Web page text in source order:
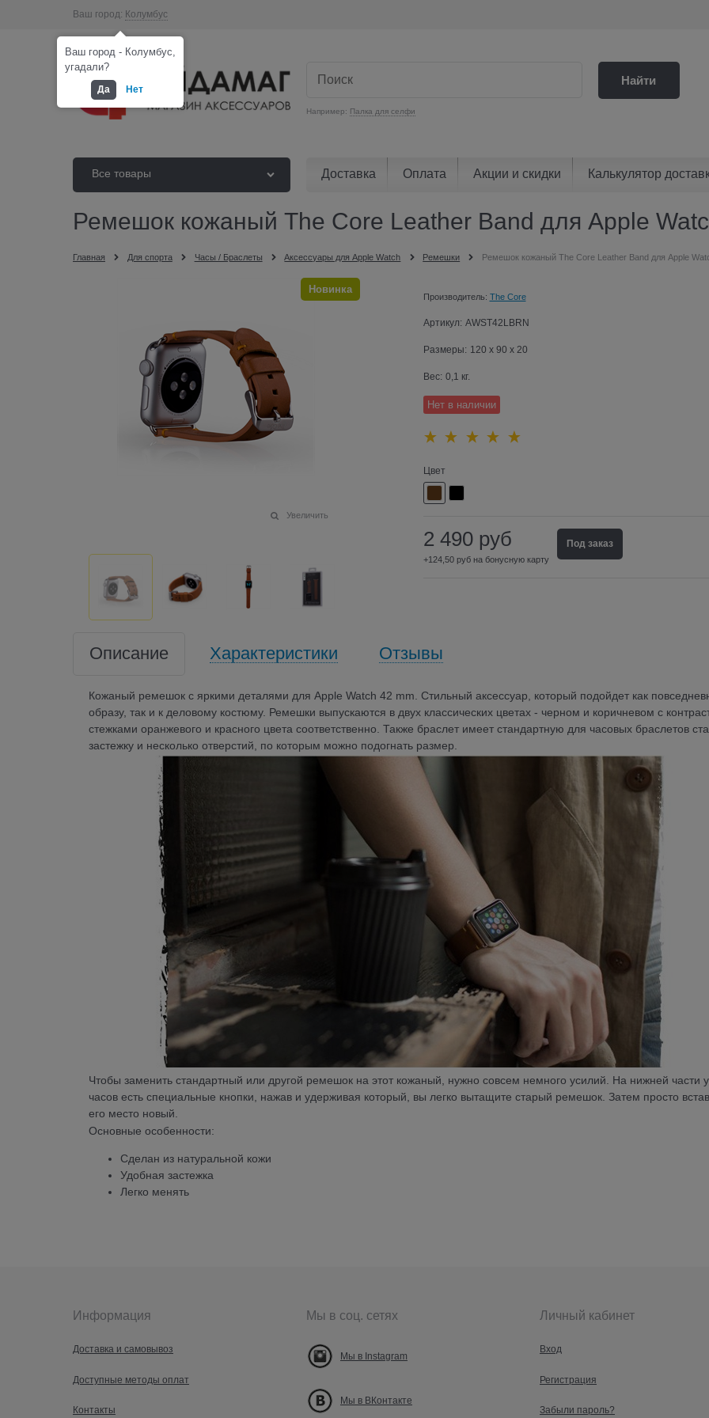
Ваш город: Колумбус
Например: Палка для селфи
Найти
Все товары Доставка Оплата Акции и скидки Калькулятор
Ремешок кожаный The Core Leather Band для Apple
Главная Для спорта Часы / Браслеты Аксессуары для Apple Watch Ремешки Ремешок кожаный The Core Leather Band для Apple
Новинка
Увеличить
Производитель: The Core
Артикул: AWST42LBRN
Размеры: 120 x 90 x 20
Вес: 0,1 кг.
Нет в наличии
Цвет
2 490 руб
+124,50 руб на бонусную карту
Под заказ
Описание Характеристики Отзывы
Кожаный ремешок с яркими деталями для Apple Watch 42 mm. Стильный аксессуар, который подойдет как
образу, так и к деловому костюму. Ремешки выпускаются в двух классических цветах - черном и коричневом с
стежками оранжевого и красного цвета соответственно. Также браслет имеет стандартную для часовых браслетов
застежку и несколько отверстий, по которым можно подогнать размер.
Чтобы заменить стандартный или другой ремешок на этот кожаный, нужно совсем немного усилий. На нижней части
часов есть специальные кнопки, нажав и удерживая который, вы легко вытащите старый ремешок. Затем просто
его место новый.
Основные особенности:
Сделан из натуральной кожи
Удобная застежка
Легко менять
Информация
Доставка и самовывоз
Доступные методы оплат
Контакты
Мы в соц. сетях
Мы в Instagram
Мы в ВКонтакте
Личный кабинет
Вход
Регистрация
Забыли пароль?
Ваш город - Колумбус,
угадали?
Да Нет